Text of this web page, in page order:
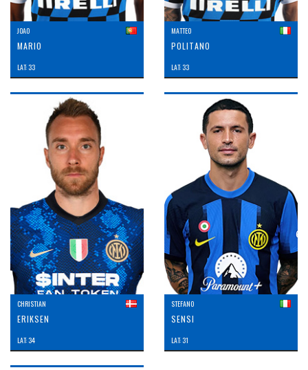
JOAO
MARIO
LAT: 33
MATTEO
POLITANO
LAT: 33
CHRISTIAN
ERIKSEN
LAT: 34
STEFANO
SENSI
LAT: 31